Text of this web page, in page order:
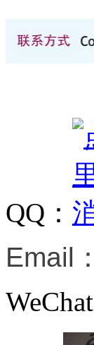
QQ：
Email：